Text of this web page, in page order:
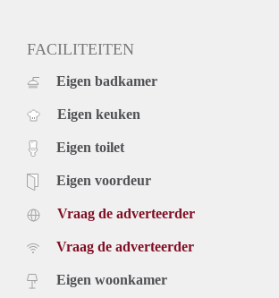
FACILITEITEN
Eigen badkamer
Eigen keuken
Eigen toilet
Eigen voordeur
Vraag de adverteerder
Vraag de adverteerder
Eigen woonkamer